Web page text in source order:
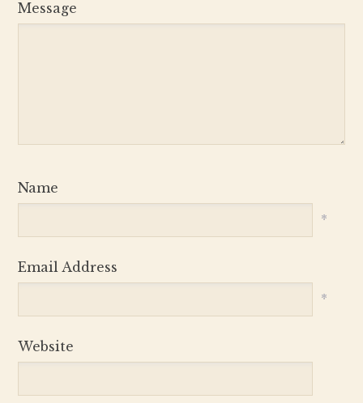
Message
Name
*
Email Address
*
Website